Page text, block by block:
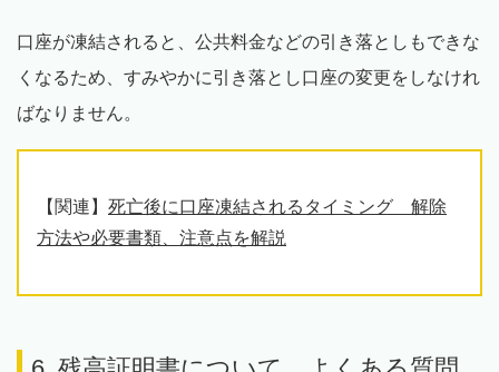
口座が凍結されると、公共料金などの引き落としもできな
くなるため、すみやかに引き落とし口座の変更をしなけれ
ばなりません。
【関連】 死亡後に口座凍結されるタイミング 解除
方法や必要書類、注意点を解説